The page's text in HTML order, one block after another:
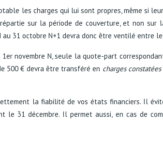
les charges qui lui sont propres, même si
sur la période de couverture, et non sur
31 octobre N+1 devra donc être ventilé entre
novembre N, seule la quote-part
500 € devra être transféré en charges constatées
la fiabilité de vos états financiers. Il
31 décembre. Il permet aussi, en cas de